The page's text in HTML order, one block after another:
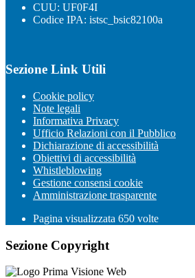
CUU: UF0F4I
Codice IPA: istsc_bsic82100a
Sezione Link Utili
Cookie policy
Note legali
Informativa Privacy
Ufficio Relazioni con il Pubblico
Dichiarazione di accessibilità
Obiettivi di accessibilità
Whistleblowing
Gestione consensi cookie
Amministrazione trasparente
Pagina visualizzata 650 volte
Sezione Copyright